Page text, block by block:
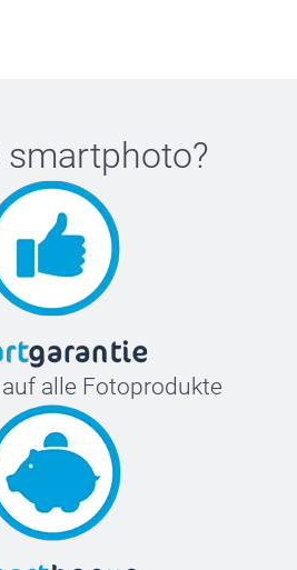
smartphoto?
alle Fotoprodukte